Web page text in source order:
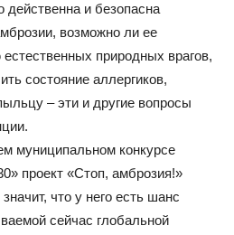
и безопасна
возможно ли ее
природных врагов,
состояние аллергиков,
– эти и другие вопросы
муниципальном конкурсе
проект «Стоп, амброзия!»
что у него есть шанс
сейчас глобальной